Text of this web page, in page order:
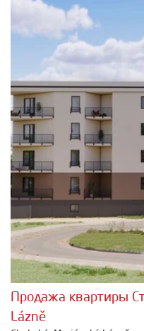
Продажа квартиры
Lázně